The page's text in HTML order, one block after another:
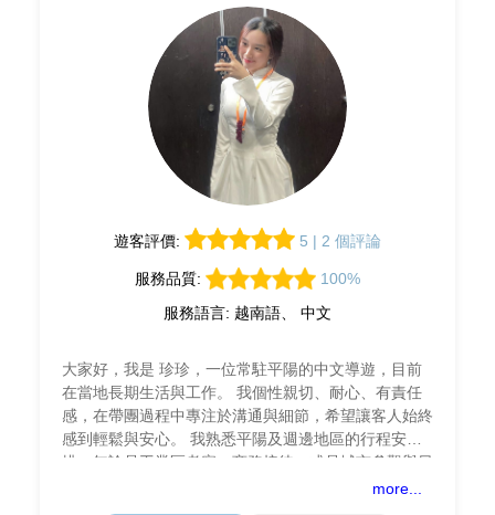
遊客評價: 5 | 2 個評論
服務品質:
100%
服務語言: 越南語、 中文
大家好，我是 珍珍，一位常駐平陽的中文導遊，目前
在當地長期生活與工作。 我個性親切、耐心、有責任
感，在帶團過程中專注於溝通與細節，希望讓客人始終
感到輕鬆與安心。 我熟悉平陽及週邊地區的行程安
排，無論是工業區考察、商務接待，或是城市參觀與日
常陪同，都能根據客人的需求靈活調整節奏，合理安排
more...